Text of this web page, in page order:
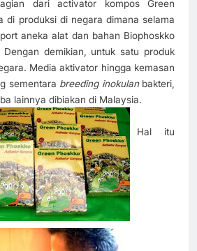
dari activator kompos Green
di produksi di negara dimana selama
aneka alat dan bahan Biophoskko
Dengan demikian, untuk satu produk
Media aktivator hingga kemasan
sementara breeding inokulanbakteri,
lainnya dibiakan di Malaysia.
Hal itu